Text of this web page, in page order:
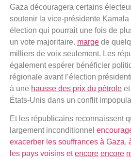
Gaza découragera certains
soutenir la vice-présidente
élection qui pourrait une fois de
un vote majoritaire. marge de
milliers de voix seulement. Les
également espérer bénéficier
régionale avant l’élection
à une hausse des prix du pétrole
États-Unis dans un conflit
Et les républicains reconnaissent
largement inconditionnel
exacerber les souffrances à Gaza,
les pays voisins etencore encore